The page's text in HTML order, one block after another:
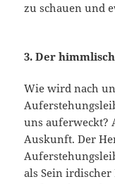
zu schauen und
3. Der
Wie wird nach
uns auferweckt?
Auskunft. Der
als Sein irdischer